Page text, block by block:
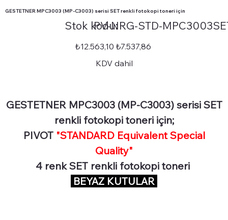
GESTETNER MPC3003 (MP-C3003) serisi SET renkli fotokopi toneri için
Stok kodu:
kodu:
STD-
MPC3003SET
PV-NRG-STD-
Orijinal
fiyat
₺12.563,10 İndirimli
fiyat
₺7.537,86
KDV dahil
GESTETNER MPC3003 (MP-C3003) serisi SET
renkli fotokopi toneri için;
PIVOT "STANDARD Equivalent Special
Quality"
4 renk SET renkli fotokopi toneri
BEYAZ KUTULAR